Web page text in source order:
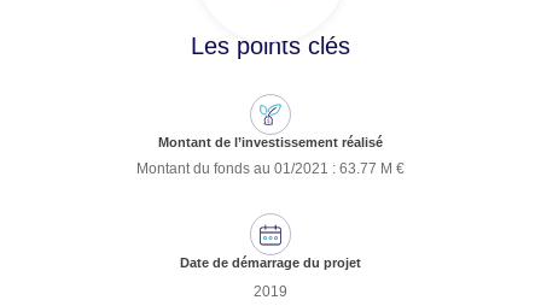
Les points clés
Montant de l’investissement réalisé
Montant du fonds au 01/2021 : 63.77 M €
Date de démarrage du projet
2019